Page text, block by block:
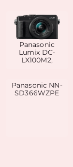
Panasonic
Lumix DC-
LX100M2,
Panasonic NN-
SD366WZPE